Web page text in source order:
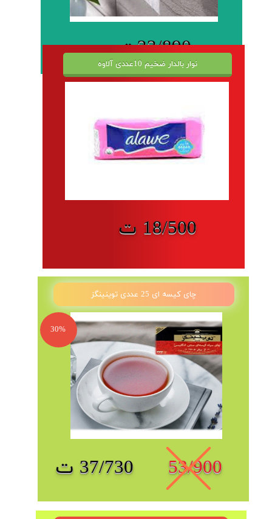
23/890ت
نوار بالدار ضخیم 10عددی آلاوه
18/500 ت
چای کیسه ای 25 عددی توینینگز
30%
53/900 37/730 ت